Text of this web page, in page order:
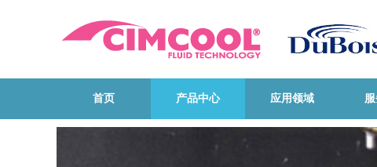
首页 产品中心 应用领域